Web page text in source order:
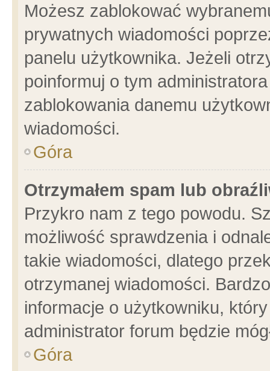
Możesz zablokować
prywatnych wiadomości
panelu użytkownika. Jeżeli
poinformuj o tym
zablokowania danemu
wiadomości.
Góra
Otrzymałem spam lub
Przykro nam z tego powodu.
możliwość sprawdzenia i
takie wiadomości, dlatego
otrzymanej wiadomości.
informacje o użytkowniku,
administrator forum będzie
Góra